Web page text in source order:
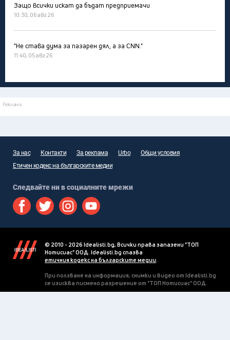
Защо всички искат да бъдат предприемачи
10:30, 06 авг 26
"Не става дума за пазарен дял, а за CNN."
11:40, 05 авг 26
Реклама
За нас Контакти За реклама Urbo
Общи условия
Етичен кодекс на българските медии
Следвайте ни в социалните мрежи
© 2010 - 2026 Idealisti.bg, Всички права запазени "ТОП
Нотисиас" ООД. Idealisti.bg спазва
етичния кодекс на българските медии.
При ползване на информация, снимки и видео от Idealisti.bg
се изисква писмено разрешение от "ТОП Нотисиас" ООД.